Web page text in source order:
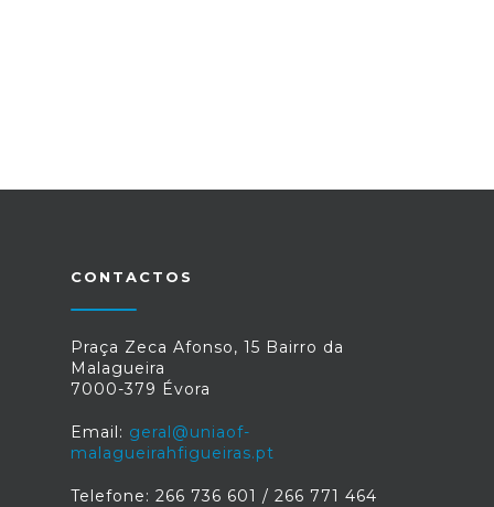
CONTACTOS
Praça Zeca Afonso, 15 Bairro da
Malagueira
7000-379 Évora
Email: geral@uniaof-
malagueirahfigueiras.pt
Telefone: 266 736 601 / 266 771 464